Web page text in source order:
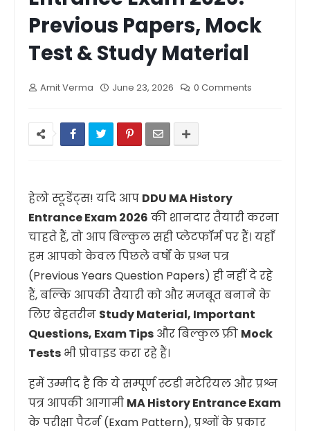
Previous Papers, Mock
Test & Study Material
Amit Verma June 23, 2026 0 Comments
हेलो स्टूडेंट्स! यदि आप DDU MA History
Entrance Exam 2026 की शानदार तैयारी करना
चाहते हैं, तो आप बिल्कुल सही प्लेटफॉर्म पर हैं। यहाँ
हम आपको केवल पिछले वर्षों के प्रश्न पत्र
(Previous Years Question Papers) ही नहीं दे रहे
हैं, बल्कि आपकी तैयारी को और मजबूत बनाने के
लिए बेहतरीन Study Material, Important
Questions, Exam Tips और बिल्कुल फ्री Mock
Tests भी प्रोवाइड करा रहे हैं।
हमें उम्मीद है कि ये सम्पूर्ण स्टडी मटेरियल और प्रश्न
पत्र आपकी आगामी MA History Entrance Exam
के परीक्षा पैटर्न (Exam Pattern), प्रश्नों के प्रकार